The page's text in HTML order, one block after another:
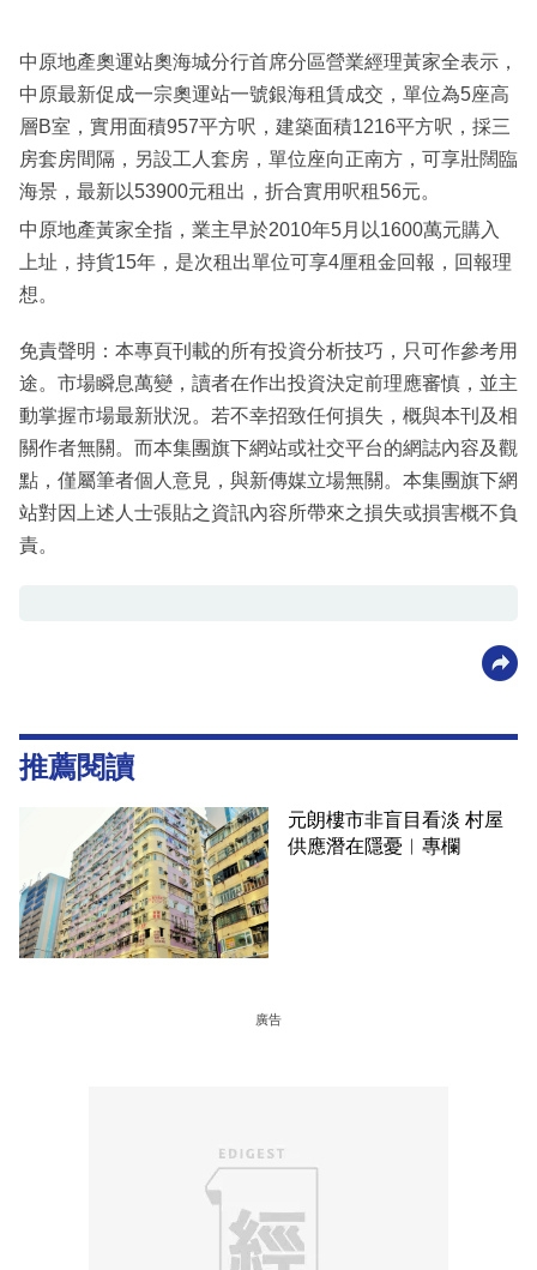
區
中原地產奧運站奧海城分行首席分區營業經理黃家全表示，
中原最新促成一宗奧運站一號銀海租賃成交，單位為5座高
層B室，實用面積957平方呎，建築面積1216平方呎，採三
房套房間隔，另設工人套房，單位座向正南方，可享壯闊臨
海景，最新以53900元租出，折合實用呎租56元。
中原地產黃家全指，業主早於2010年5月以1600萬元購入
上址，持貨15年，是次租出單位可享4厘租金回報，回報理
想。
免責聲明：本專頁刊載的所有投資分析技巧，只可作參考用
途。市場瞬息萬變，讀者在作出投資決定前理應審慎，並主
動掌握市場最新狀況。若不幸招致任何損失，概與本刊及相
關作者無關。而本集團旗下網站或社交平台的網誌內容及觀
點，僅屬筆者個人意見，與新傳媒立場無關。本集團旗下網
站對因上述人士張貼之資訊內容所帶來之損失或損害概不負
責。
推薦閱讀
元朗樓市非盲目看淡 村屋
供應潛在隱憂︳專欄
廣告